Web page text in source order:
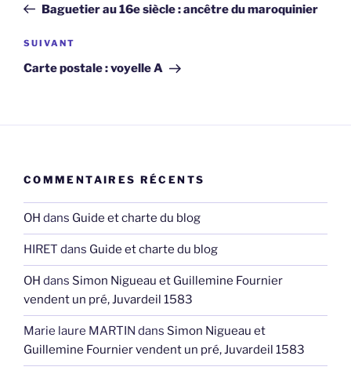
l’article
précédent
Baguetier au 16e siècle : ancêtre du maroquinier
Article
suivant
SUIVANT
Carte postale : voyelle A
COMMENTAIRES RÉCENTS
OH dans Guide et charte du blog
HIRET dans Guide et charte du blog
OH dans Simon Nigueau et Guillemine Fournier
vendent un pré, Juvardeil 1583
Marie laure MARTIN dans Simon Nigueau et
Guillemine Fournier vendent un pré, Juvardeil 1583